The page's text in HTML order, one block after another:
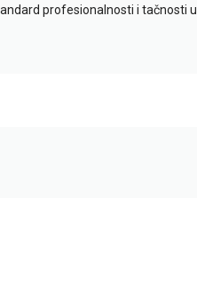
profesionalnosti i tačnosti u